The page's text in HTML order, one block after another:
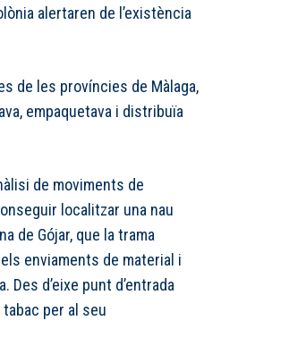
alertaren de l’existència
de les províncies de Màlaga,
empaquetava i distribuïa
de moviments de
localitzar una nau
de Gójar, que la trama
enviaments de material i
d’eixe punt d’entrada
per al seu